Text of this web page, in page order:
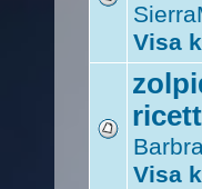
Visa
Visa